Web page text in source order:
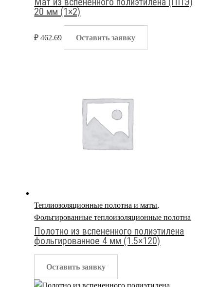
20 мм (1×2)
₽ 462.69 Оставить заявку
Теплиозоляционные полотна и маты,
Фольгированные теплоизоляционные полотна
Полотно из вспененного полиэтилена
фольгированное 4 мм (1.5×120)
Оставить заявку